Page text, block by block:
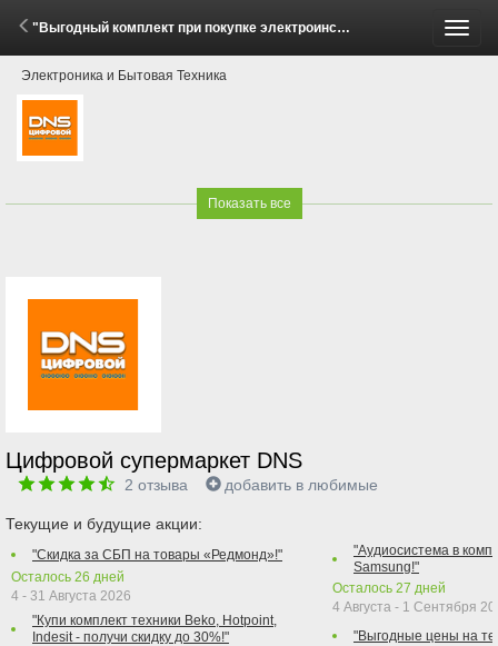
"Выгодный комплект при покупке электроинструмента!" (16 Апреля - 17 Мая 2026)
Электроника и Бытовая Техника
Показать все
Цифровой супермаркет DNS
2 отзыва добавить в любимые
Текущие и будущие акции:
"Скидка за СБП на товары «Редмонд»!"
Осталось 26 дней
4 - 31 Августа 2026
"Купи комплект техники Beko, Hotpoint,
Indesit - получи скидку до 30%!"
"Аудиосистема в
Samsung!"
Осталось 27 дней
4 Августа - 1 Сентября
"Выгодные цены на